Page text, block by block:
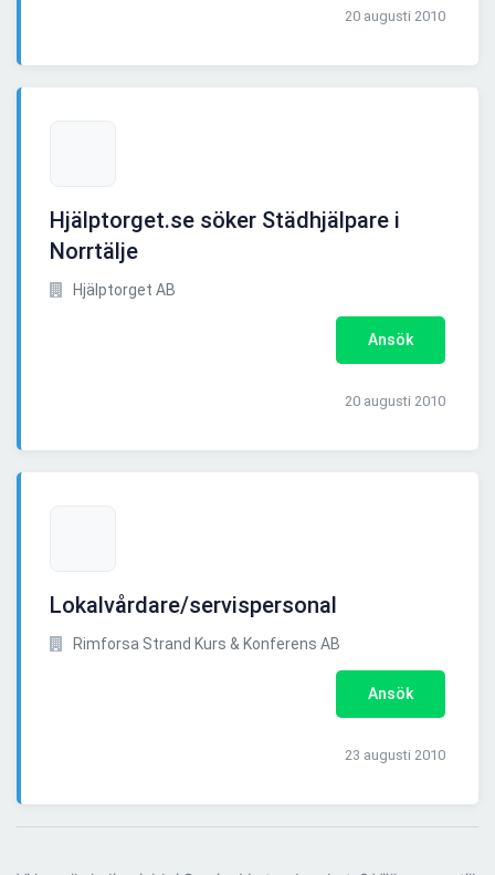
20 augusti 2010
Hjälptorget.se söker Städhjälpare i
Norrtälje
Hjälptorget AB
Ansök
20 augusti 2010
Lokalvårdare/servispersonal
Rimforsa Strand Kurs & Konferens AB
Ansök
23 augusti 2010